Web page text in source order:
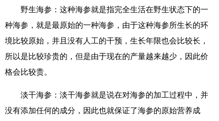
野生海参：这种海参就是指完全生活在野生状态下的一
种海参，就是最原始的一种海参，由于这种海参所生长的环
境比较原始，并且没有人工的干预，生长年限也会比较长，
所以是比较珍贵的，但是由于现在的产量越来越少，因此价
格会比较贵。
淡干海参：淡干海参就是说在对海参的加工过程中，并
没有添加任何的成分，因此也就保证了海参的原始营养成